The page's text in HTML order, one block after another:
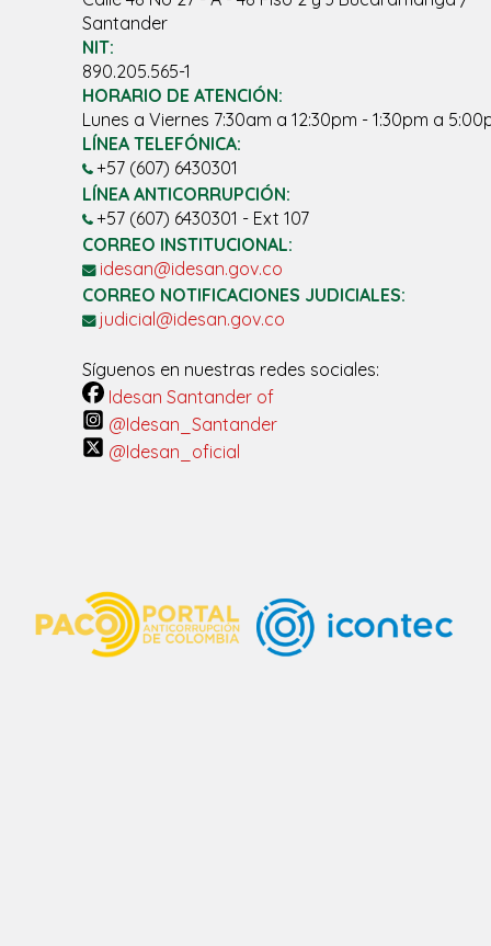
Santander
NIT:
890.205.565-1
HORARIO DE ATENCIÓN:
Lunes a Viernes 7:30am a 12:30pm - 1:30pm a
LÍNEA TELEFÓNICA:
+57 (607) 6430301
LÍNEA ANTICORRUPCIÓN:
+57 (607) 6430301 - Ext 107
CORREO INSTITUCIONAL:
idesan@idesan.gov.co
CORREO NOTIFICACIONES JUDICIALES:
judicial@idesan.gov.co
Síguenos en nuestras redes sociales:
Idesan Santander of
@Idesan_Santander
@Idesan_oficial